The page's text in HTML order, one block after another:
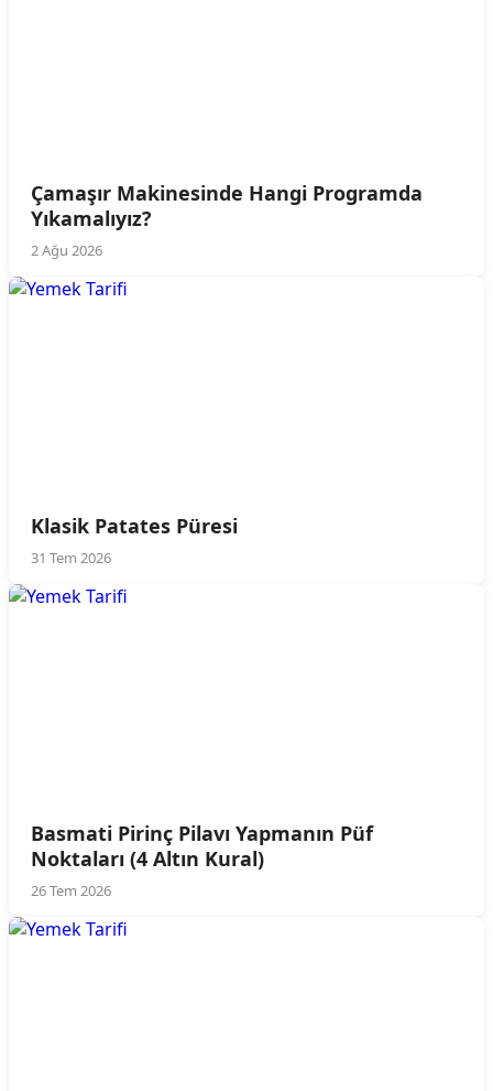
Çamaşır Makinesinde Hangi Programda
Yıkamalıyız?
2 Ağu 2026
Klasik Patates Püresi
31 Tem 2026
Basmati Pirinç Pilavı Yapmanın Püf
Noktaları (4 Altın Kural)
26 Tem 2026